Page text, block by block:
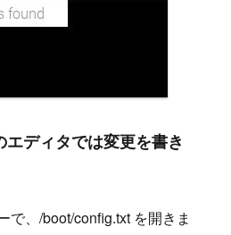
ディタでは変更を書き
で、/boot/config.txt を開きま